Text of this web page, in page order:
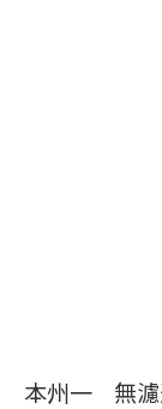
本州一 無濾